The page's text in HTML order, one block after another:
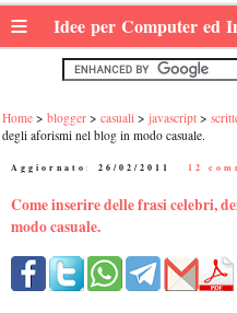
≡ Idee per Computer ed
Home blogger casuali javascript
degli aforismi nel blog in modo casuale.
Aggiornato: 26/02/2011 12
Come inserire delle frasi celebri,
modo casuale.